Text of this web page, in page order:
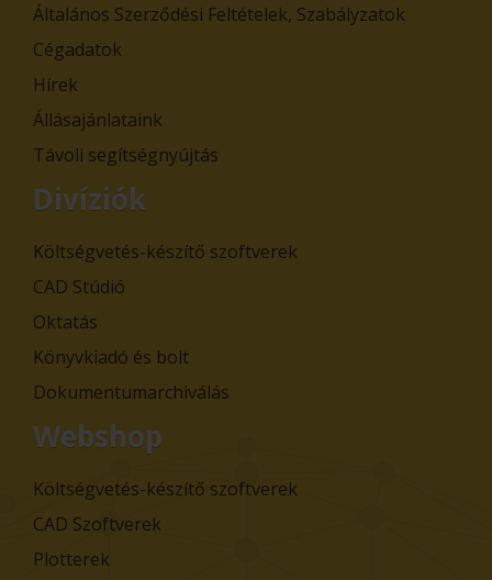
Általános Szerződési Feltételek, Szabályzatok
Cégadatok
Hírek
Állásajánlataink
Távoli segítségnyújtás
Divíziók
Költségvetés-készítő szoftverek
CAD Stúdió
Oktatás
Könyvkiadó és bolt
Dokumentumarchiválás
Webshop
Költségvetés-készítő szoftverek
CAD Szoftverek
Plotterek